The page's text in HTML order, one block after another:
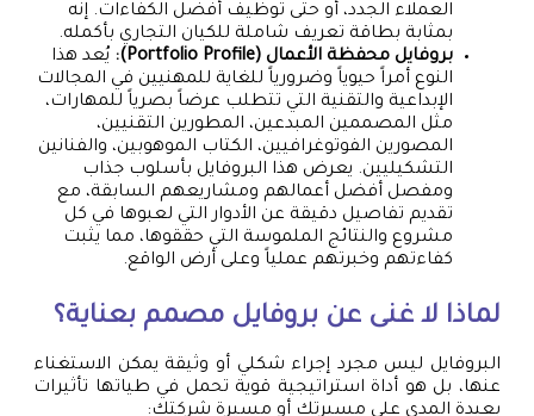
العملاء الجدد، أو حتى توظيف أفضل الكفاءات. إنه
بمثابة بطاقة تعريف شاملة للكيان التجاري بأكمله.
بروفايل محفظة الأعمال (Portfolio Profile):
يُعد هذا
النوع أمراً حيوياً وضرورياً للغاية للمهنيين في المجالات
الإبداعية والتقنية التي تتطلب عرضاً بصرياً للمهارات،
مثل المصممين المبدعين، المطورين التقنيين،
المصورين الفوتوغرافيين، الكتاب الموهوبين، والفنانين
التشكيليين. يعرض هذا البروفايل بأسلوب جذاب
ومفصل أفضل أعمالهم ومشاريعهم السابقة، مع
تقديم تفاصيل دقيقة عن الأدوار التي لعبوها في كل
مشروع والنتائج الملموسة التي حققوها، مما يثبت
كفاءتهم وخبرتهم عملياً وعلى أرض الواقع.
لماذا لا غنى عن بروفايل مصمم بعناية؟
البروفايل ليس مجرد إجراء شكلي أو وثيقة يمكن الاستغناء
عنها، بل هو أداة استراتيجية قوية تحمل في طياتها تأثيرات
بعيدة المدى على مسيرتك أو مسيرة شركتك: